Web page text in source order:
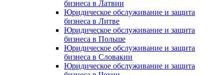
бизнеса в Латвии
Юридическое обслуживание и защита
бизнеса в Литве
Юридическое обслуживание и защита
бизнеса в Польше
Юридическое обслуживание и защита
бизнеса в Словакии
Юридическое обслуживание и защита